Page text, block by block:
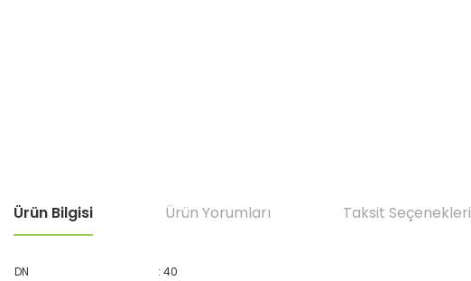
Ürün Bilgisi Ürün Yorumları Taksit Seçenekleri
DN
: 40